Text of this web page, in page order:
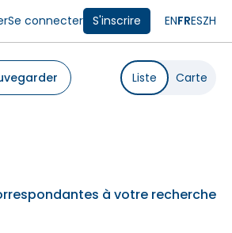
Se connecter S'inscrire ENFRESZH
Liste Carte
à votre recherche